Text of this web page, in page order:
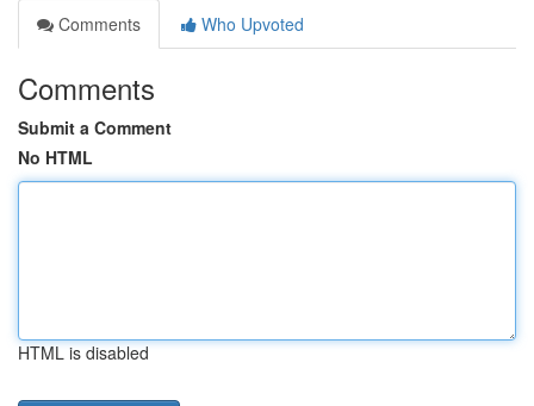
Comments
Who Upvoted
Comments
Submit a Comment
No HTML
HTML is disabled